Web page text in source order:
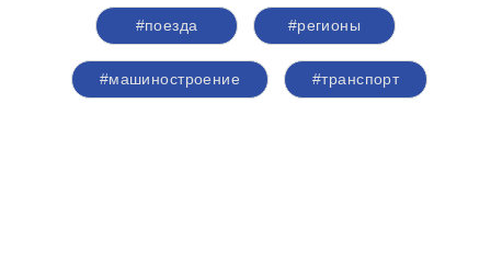
#поезда #регионы
#машиностроение #транспорт